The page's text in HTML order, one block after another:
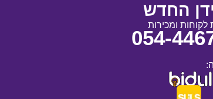
החדש
לקוחות ומכירות
054-